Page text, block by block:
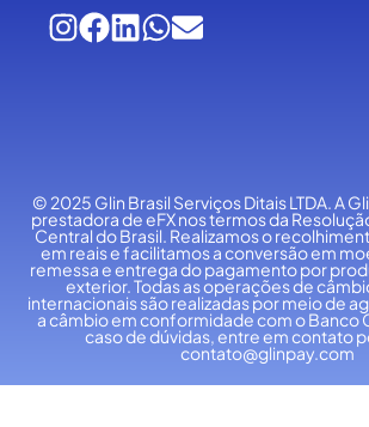
© 2025 Glin Brasil Serviços Ditais LTDA.A
prestadora de eFX nos termos da
Central do Brasil. Realizamos o
em reais e facilitamos a conversão em
remessa e entrega do pagamento por
exterior. Todas as operações de
internacionais são realizadas por meio de
a câmbio em conformidade com o Banco
caso de dúvidas, entre em contato
contato@glinpay.com